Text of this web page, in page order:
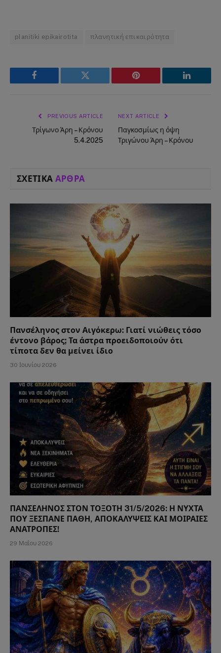
planitiki epikairotita πλανητική επικαιρότητα
Facebook Twitter Pinterest LinkedIn
PREVIOUS ARTICLE
Τρίγωνο Άρη – Κρόνου
5.4.2025
NEXT ARTICLE
Παγκοσμίως η όψη
Τριγώνου Άρη – Κρόνου
ΣΧΕΤΙΚΑ ΑΡΘΡΑ
Πανσέληνος στον Αιγόκερω: Γιατί νιώθεις τόσο
έντονο βάρος; Τα άστρα προειδοποιούν ότι
τίποτα δεν θα μείνει ίδιο
30 Ιουνίου 2026
ΠΑΝΣΕΛΗΝΟΣ ΣΤΟΝ ΤΟΞΟΤΗ 31/5/2026: Η ΝΥΧΤΑ
ΠΟΥ ΞΕΣΠΑΝΕ ΠΑΘΗ, ΑΠΟΚΑΛΥΨΕΙΣ ΚΑΙ ΜΟΙΡΑΙΕΣ
ΑΝΑΤΡΟΠΕΣ!
29 Μαΐου 2026